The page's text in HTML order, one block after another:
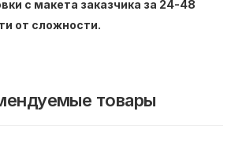
с макета заказчика за 24-48
от сложности.
товары